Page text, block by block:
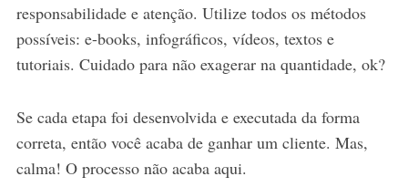
responsabilidade e atenção. Utilize todos os métodos
possíveis: e-books, infográficos, vídeos, textos e
tutoriais. Cuidado para não exagerar na quantidade, ok?
Se cada etapa foi desenvolvida e executada da forma
correta, então você acaba de ganhar um cliente. Mas,
calma! O processo não acaba aqui.